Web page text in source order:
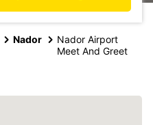
Nador
Nador Airport
Meet And Greet